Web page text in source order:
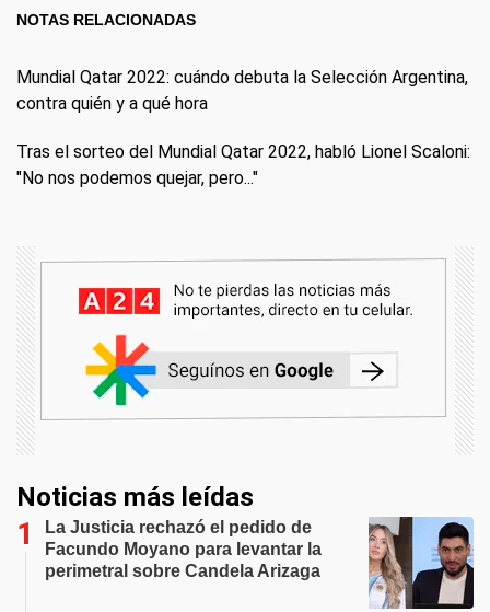
NOTAS RELACIONADAS
Mundial Qatar 2022: cuándo debuta la Selección Argentina,
contra quién y a qué hora
Tras el sorteo del Mundial Qatar 2022, habló Lionel Scaloni:
"No nos podemos quejar, pero..."
Noticias más leídas
La Justicia rechazó el pedido de
Facundo Moyano para levantar la
perimetral sobre Candela Arizaga